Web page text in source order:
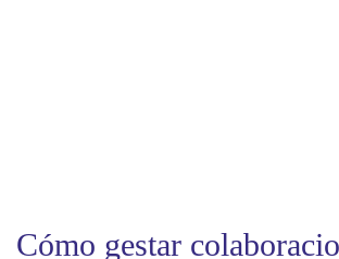
Cómo gestar